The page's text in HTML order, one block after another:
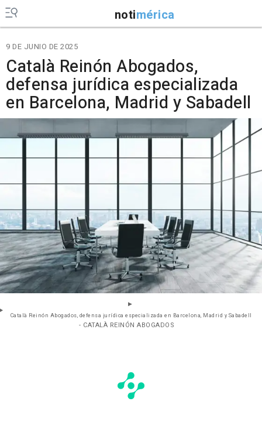
notimérica
9 DE JUNIO DE 2025
Català Reinón Abogados,
defensa jurídica especializada
en Barcelona, Madrid y Sabadell
Català Reinón Abogados, defensa jurídica especializada en Barcelona, Madrid y Sabadell
- CATALÀ REINÓN ABOGADOS